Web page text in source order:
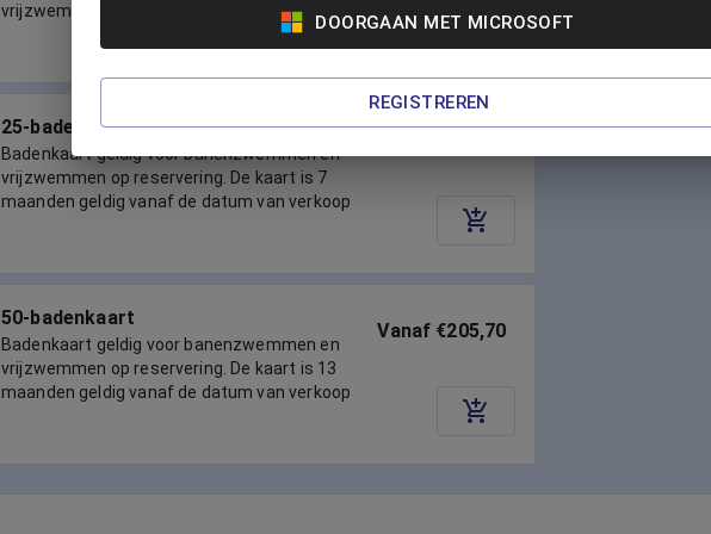
vrijzwemmen voor 50-plussers!
25-badenkaart
Badenkaart geldig voor banenzwemmen en
vrijzwemmen op reservering. De kaart is 7
maanden geldig vanaf de datum van verkoop
50-badenkaart
Badenkaart geldig voor banenzwemmen en
vrijzwemmen op reservering. De kaart is 13
maanden geldig vanaf de datum van verkoop
Vanaf €205,70
DOORGAAN MET MICROSOFT
REGISTREREN